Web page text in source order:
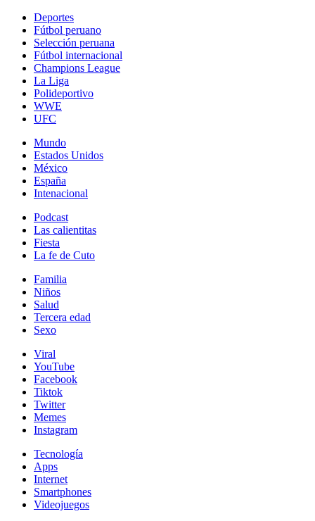
Deportes
Fútbol peruano
Selección peruana
Fútbol internacional
Champions League
La Liga
Polideportivo
WWE
UFC
Mundo
Estados Unidos
México
España
Intenacional
Podcast
Las calientitas
Fiesta
La fe de Cuto
Familia
Niños
Salud
Tercera edad
Sexo
Viral
YouTube
Facebook
Tiktok
Twitter
Memes
Instagram
Tecnología
Apps
Internet
Smartphones
Videojuegos